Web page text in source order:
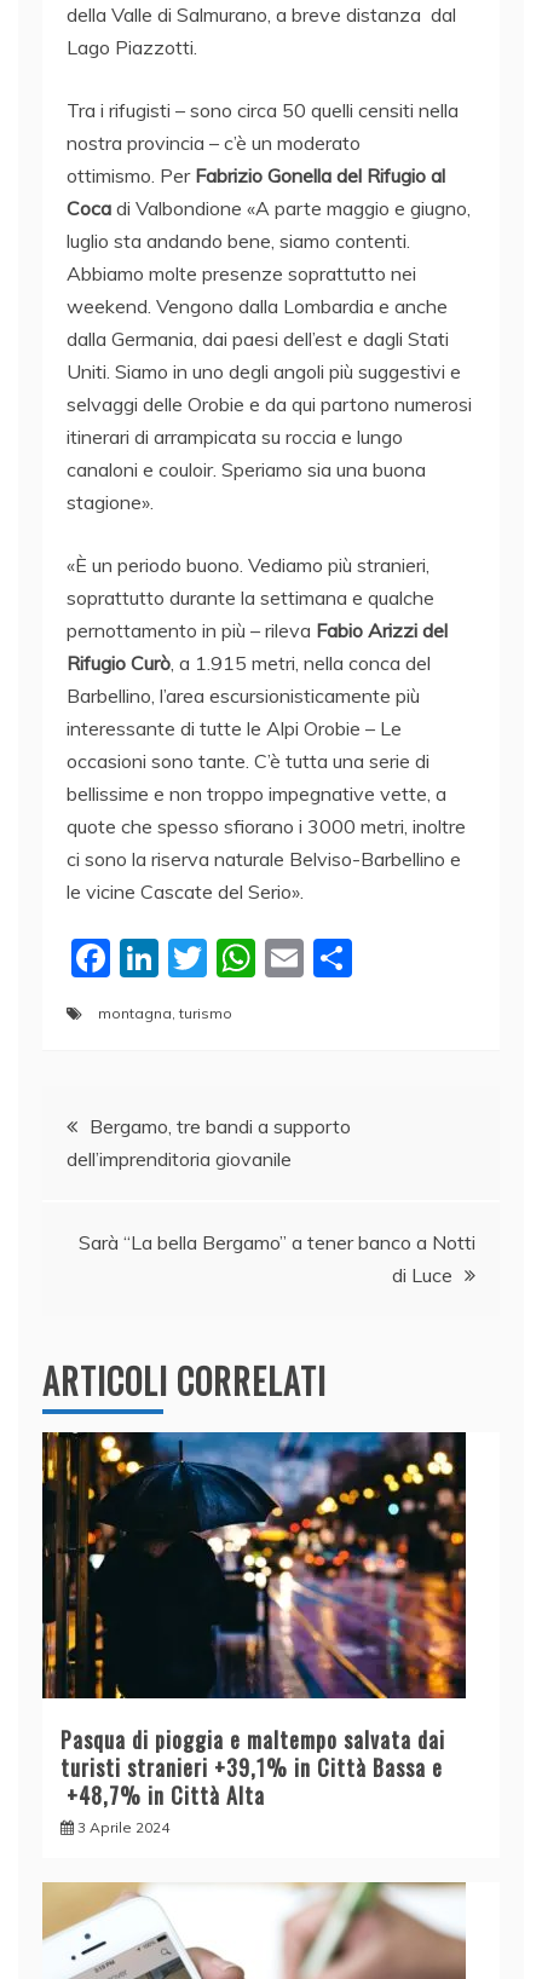
della Valle di Salmurano, a breve distanza dal
Lago Piazzotti.
Tra i rifugisti – sono circa 50 quelli censiti nella
nostra provincia – c’è un moderato
ottimismo. Per Fabrizio Gonella del Rifugio al
Coca di Valbondione «A parte maggio e giugno,
luglio sta andando bene, siamo contenti.
Abbiamo molte presenze soprattutto nei
weekend. Vengono dalla Lombardia e anche
dalla Germania, dai paesi dell’est e dagli Stati
Uniti. Siamo in uno degli angoli più suggestivi e
selvaggi delle Orobie e da qui partono numerosi
itinerari di arrampicata su roccia e lungo
canaloni e couloir. Speriamo sia una buona
stagione».
«È un periodo buono. Vediamo più stranieri,
soprattutto durante la settimana e qualche
pernottamento in più – rileva Fabio Arizzi del
Rifugio Curò , a 1.915 metri, nella conca del
Barbellino, l’area escursionisticamente più
interessante di tutte le Alpi Orobie – Le
occasioni sono tante. C’è tutta una serie di
bellissime e non troppo impegnative vette, a
quote che spesso sfiorano i 3000 metri, inoltre
ci sono la riserva naturale Belviso-Barbellino e
le vicine Cascate del Serio».
F
a
c
b
o
k
Li
k
dI
n
T
itt
W
A
p
E
montagna ,turismo
Navigazione
articoli
Bergamo, tre bandi a supporto
dell’imprenditoria giovanile
Sarà “La bella Bergamo” a tener banco a Notti
di Luce
ARTICOLI CORRELATI
Pasqua di pioggia e maltempo salvata dai
turisti stranieri +39,1% in Città Bassa e
+48,7% in Città Alta
3 Aprile 2024